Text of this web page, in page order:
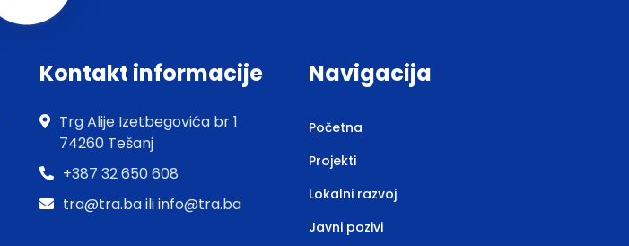
Kontakt informacije
Trg Alije Izetbegovića br 1
74260 Tešanj
+387 32 650 608
tra@tra.ba ili info@tra.ba
Navigacija
Početna
Projekti
Lokalni razvoj
Javni pozivi